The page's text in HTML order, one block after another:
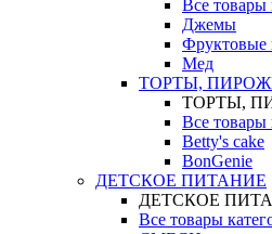
Все товары
Джемы
Фруктовые
Мед
ТОРТЫ,
ТОРТЫ,
Все товары
Betty's cake
BonGenie
ДЕТСКОЕ ПИТАНИЕ
ДЕТСКОЕ
Все товары